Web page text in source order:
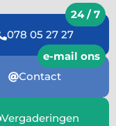
078 05 27 27
Contact
Vergaderingen